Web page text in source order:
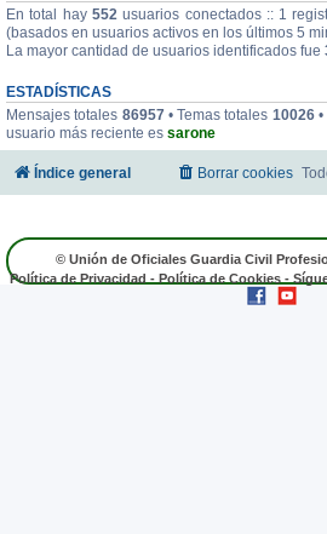
En total hay 552 usuarios conectados :: 1
(basados en usuarios activos en los últimos 5
La mayor cantidad de usuarios identificados fue
ESTADÍSTICAS
Mensajes totales 86957• Temas totales 10026•
usuario más reciente es sarone
Índice general Borrar cookies
© Unión de Oficiales Guardia Civil
Política de Privacidad - Política de Cookies -